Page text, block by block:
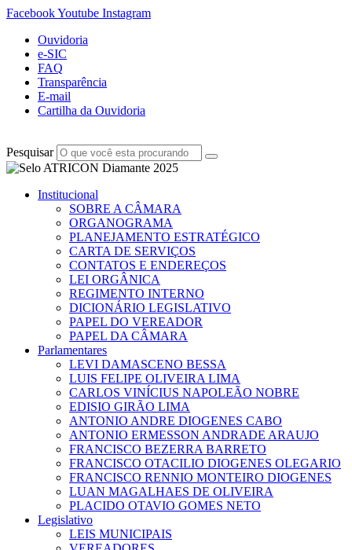
FacebookYoutube Instagram
Ouvidoria
e-SIC
FAQ
Transparência
E-mail
Cartilha da Ouvidoria
Pesquisar
Institucional
SOBRE A CÂMARA
ORGANOGRAMA
PLANEJAMENTO ESTRATÉGICO
CARTA DE SERVIÇOS
CONTATOS E ENDEREÇOS
LEI ORGÂNICA
REGIMENTO INTERNO
DICIONÁRIO LEGISLATIVO
PAPEL DO VEREADOR
PAPEL DA CÂMARA
Parlamentares
LEVI DAMASCENO BESSA
LUIS FELIPE OLIVEIRA LIMA
CARLOS VINÍCIUS NAPOLEÃO NOBRE
EDISIO GIRÃO LIMA
ANTONIO ANDRE DIOGENES CABO
ANTONIO ERMESSON ANDRADE ARAUJO
FRANCISCO BEZERRA BARRETO
FRANCISCO OTACILIO DIOGENES OLEGARIO
FRANCISCO RENNIO MONTEIRO DIOGENES
LUAN MAGALHAES DE OLIVEIRA
PLACIDO OTAVIO GOMES NETO
Legislativo
LEIS MUNICIPAIS